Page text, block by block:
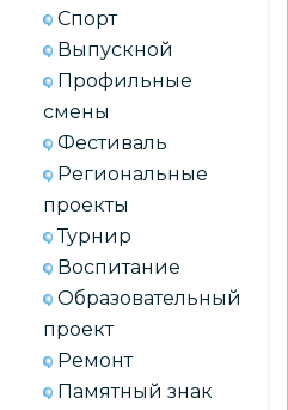
Спорт
Выпускной
Профильные
смены
Фестиваль
Региональные
проекты
Турнир
Воспитание
Образовательный
проект
Ремонт
Памятный знак